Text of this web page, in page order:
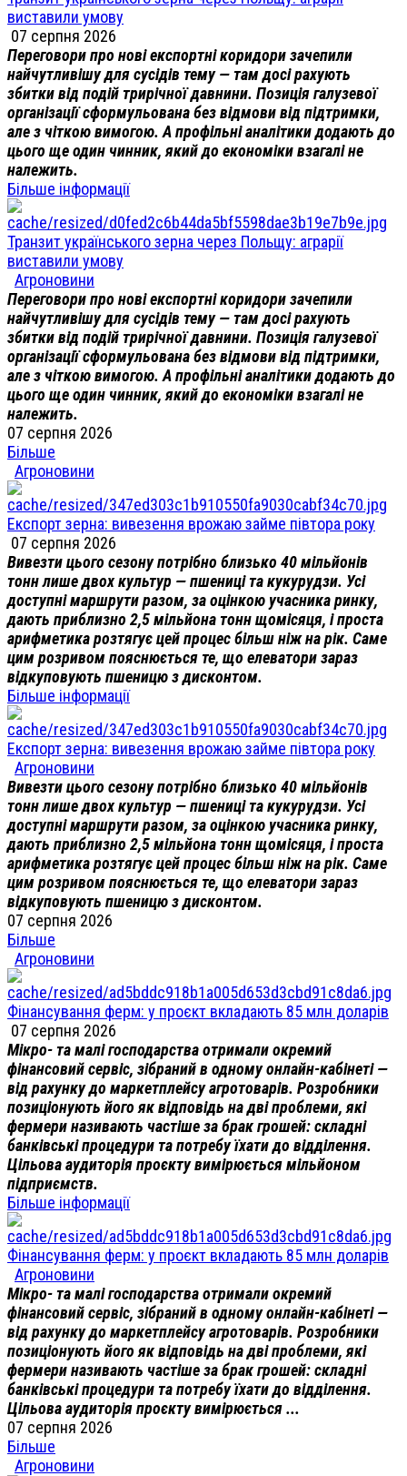
виставили умову
07 серпня 2026
Переговори про нові експортні коридори зачепили
найчутливішу для сусідів тему — там досі рахують
збитки від подій трирічної давнини. Позиція галузевої
організації сформульована без відмови від підтримки,
але з чіткою вимогою. А профільні аналітики додають до
цього ще один чинник, який до економіки взагалі не
належить.
Більше інформації
Транзит українського зерна через Польщу: аграрії
виставили умову
Агроновини
Переговори про нові експортні коридори зачепили
найчутливішу для сусідів тему — там досі рахують
збитки від подій трирічної давнини. Позиція галузевої
організації сформульована без відмови від підтримки,
але з чіткою вимогою. А профільні аналітики додають до
цього ще один чинник, який до економіки взагалі не
належить.
07 серпня 2026
Більше
Агроновини
Експорт зерна: вивезення врожаю займе півтора року
07 серпня 2026
Вивезти цього сезону потрібно близько 40 мільйонів
тонн лише двох культур — пшениці та кукурудзи. Усі
доступні маршрути разом, за оцінкою учасника ринку,
дають приблизно 2,5 мільйона тонн щомісяця, і проста
арифметика розтягує цей процес більш ніж на рік. Саме
цим розривом пояснюється те, що елеватори зараз
відкуповують пшеницю з дисконтом.
Більше інформації
Експорт зерна: вивезення врожаю займе півтора року
Агроновини
Вивезти цього сезону потрібно близько 40 мільйонів
тонн лише двох культур — пшениці та кукурудзи. Усі
доступні маршрути разом, за оцінкою учасника ринку,
дають приблизно 2,5 мільйона тонн щомісяця, і проста
арифметика розтягує цей процес більш ніж на рік. Саме
цим розривом пояснюється те, що елеватори зараз
відкуповують пшеницю з дисконтом.
07 серпня 2026
Більше
Агроновини
Фінансування ферм: у проєкт вкладають 85 млн доларів
07 серпня 2026
Мікро- та малі господарства отримали окремий
фінансовий сервіс, зібраний в одному онлайн-кабінеті —
від рахунку до маркетплейсу агротоварів. Розробники
позиціонують його як відповідь на дві проблеми, які
фермери називають частіше за брак грошей: складні
банківські процедури та потребу їхати до відділення.
Цільова аудиторія проєкту вимірюється мільйоном
підприємств.
Більше інформації
Фінансування ферм: у проєкт вкладають 85 млн доларів
Агроновини
Мікро- та малі господарства отримали окремий
фінансовий сервіс, зібраний в одному онлайн-кабінеті —
від рахунку до маркетплейсу агротоварів. Розробники
позиціонують його як відповідь на дві проблеми, які
фермери називають частіше за брак грошей: складні
банківські процедури та потребу їхати до відділення.
Цільова аудиторія проєкту вимірюється ...
07 серпня 2026
Більше
Агроновини